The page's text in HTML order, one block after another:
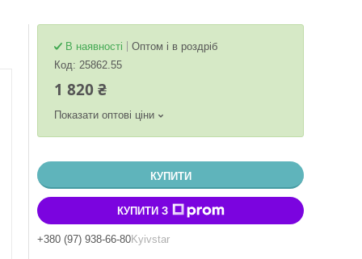
В наявності
Оптом і в роздріб
Код: 25862.55
1 820 ₴
Показати оптові ціни
КУПИТИ
КУПИТИ З
+380 (97) 938-66-80Kyivstar